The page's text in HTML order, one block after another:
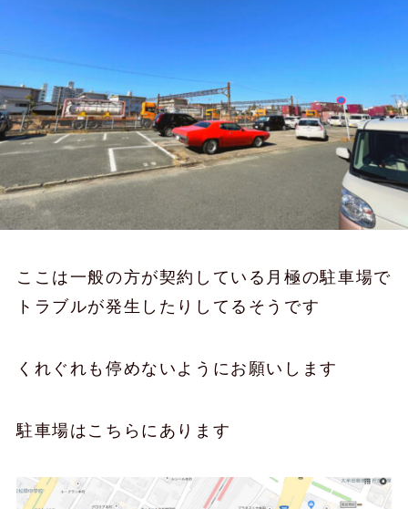
ここは一般の方が契約している月極の駐車場で
トラブルが発生したりしてるそうです
くれぐれも停めないようにお願いします
駐車場はこちらにあります